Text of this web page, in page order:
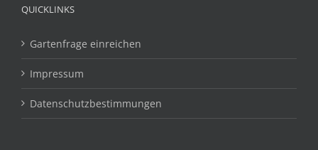
QUICKLINKS
Gartenfrage einreichen
Impressum
Datenschutzbestimmungen